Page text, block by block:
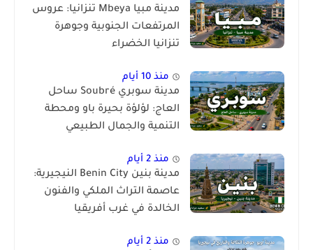
مدينة مبيا Mbeya تنزانيا: عروس
المرتفعات الجنوبية وجوهرة
تنزانيا الخضراء
منذ 10 أيام
مدينة سوبري Soubré ساحل
العاج: لؤلؤة بحيرة باو ومحطة
التنمية والجمال الطبيعي
منذ 2 أيام
مدينة بنين Benin City النيجيرية:
عاصمة التراث الملكي والفنون
الخالدة في غرب أفريقيا
منذ 2 أيام